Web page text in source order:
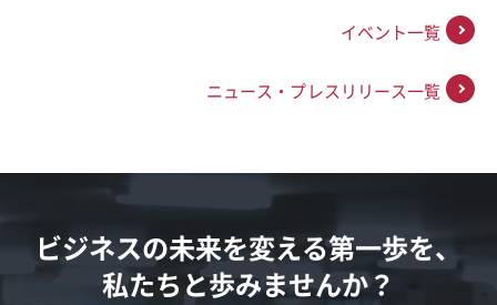
イベント一覧
ニュース・プレスリリース一覧
ビジネスの未来を変える第一歩を、
私たちと歩みませんか？